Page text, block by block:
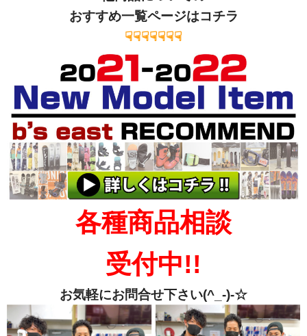
おすすめ一覧ページはコチラ
☟☟☟☟☟☟☟
各種商品相談
受付中!!
お気軽にお問合せ下さい(^_-)-☆